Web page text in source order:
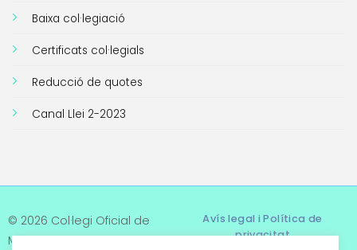
Baixa col·legiació
Certificats col·legials
Reducció de quotes
Canal Llei 2-2023
© 2026 Col·legi Oficial de
Metges de Tarragona. Tots
Avís legal i Política de
privacitat